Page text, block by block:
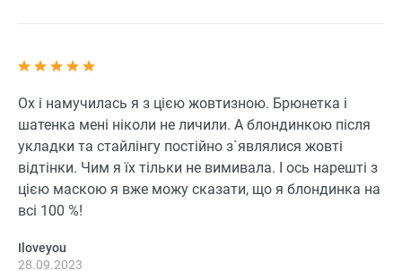
Ох і намучилась я з цією жовтизною. Брюнетка і
шатенка мені ніколи не личили. А блондинкою після
укладки та стайлінгу постійно з`являлися жовті
відтінки. Чим я їх тільки не вимивала. І ось нарешті з
цією маскою я вже можу сказати, що я блондинка на
всі 100 %!
Iloveyou
28.09.2023